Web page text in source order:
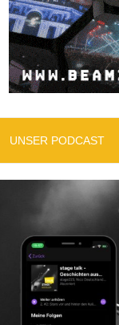
UNSER PODCAST